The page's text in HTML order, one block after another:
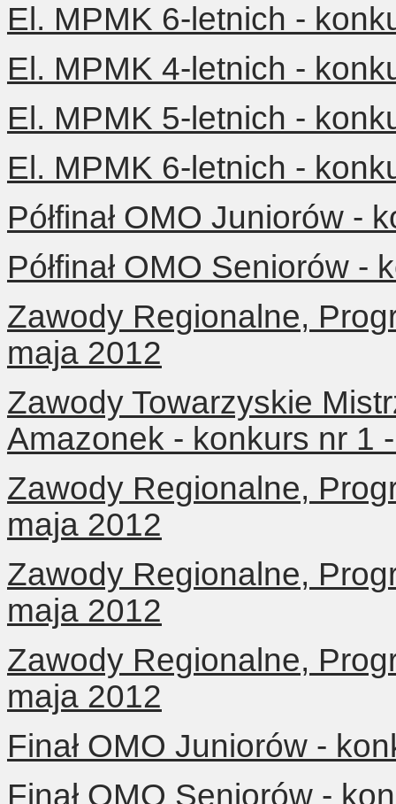
El. MPMK 6-letnich -
El. MPMK 4-letnich -
El. MPMK 5-letnich -
El. MPMK 6-letnich -
Półfinał OMO Juniorów -
Półfinał OMO Seniorów
Zawody Regionalne,
maja 2012
Zawody Towarzyskie
Amazonek - konkurs nr 1
Zawody Regionalne,
maja 2012
Zawody Regionalne,
maja 2012
Zawody Regionalne,
maja 2012
Finał OMO Juniorów -
Finał OMO Seniorów -